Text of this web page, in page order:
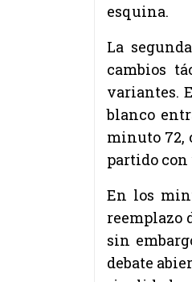
esquina.
La
cambios
variantes.
blanco
minuto 72,
partido con
En los
reemplazo
sin
debate